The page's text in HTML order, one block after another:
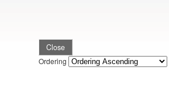
Close
Ordering